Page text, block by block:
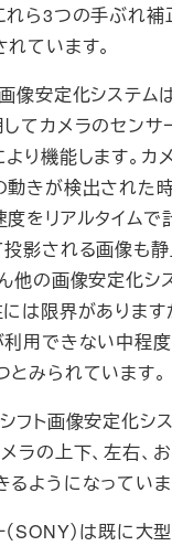
れら3つの手ぶれ補
ています。
像安定化システム
てカメラのセン
り機能します。カ
動きが検出された
をリアルタイムで
投影される画像も
他の画像安定化シ
は限界があります
利用できない中程
みられています。
フト画像安定化シ
ラの上下、左右、
ようになっていま
SONY）は既に大